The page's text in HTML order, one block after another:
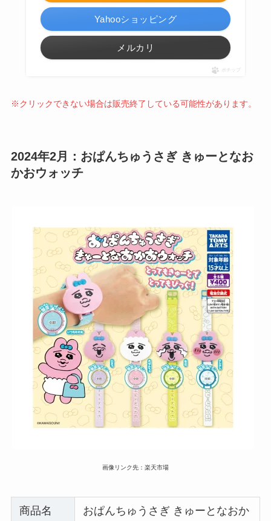
Yahooショッピング
メルカリ
ポチップ
※クリックできない場合は販売終了している可能性があります。
2024年2月：おぱんちゅうさぎ きゅーとなお
かおウォッチ
画像リンク先：楽天市場
商品名
おぱんちゅうさぎ きゅーとなおか